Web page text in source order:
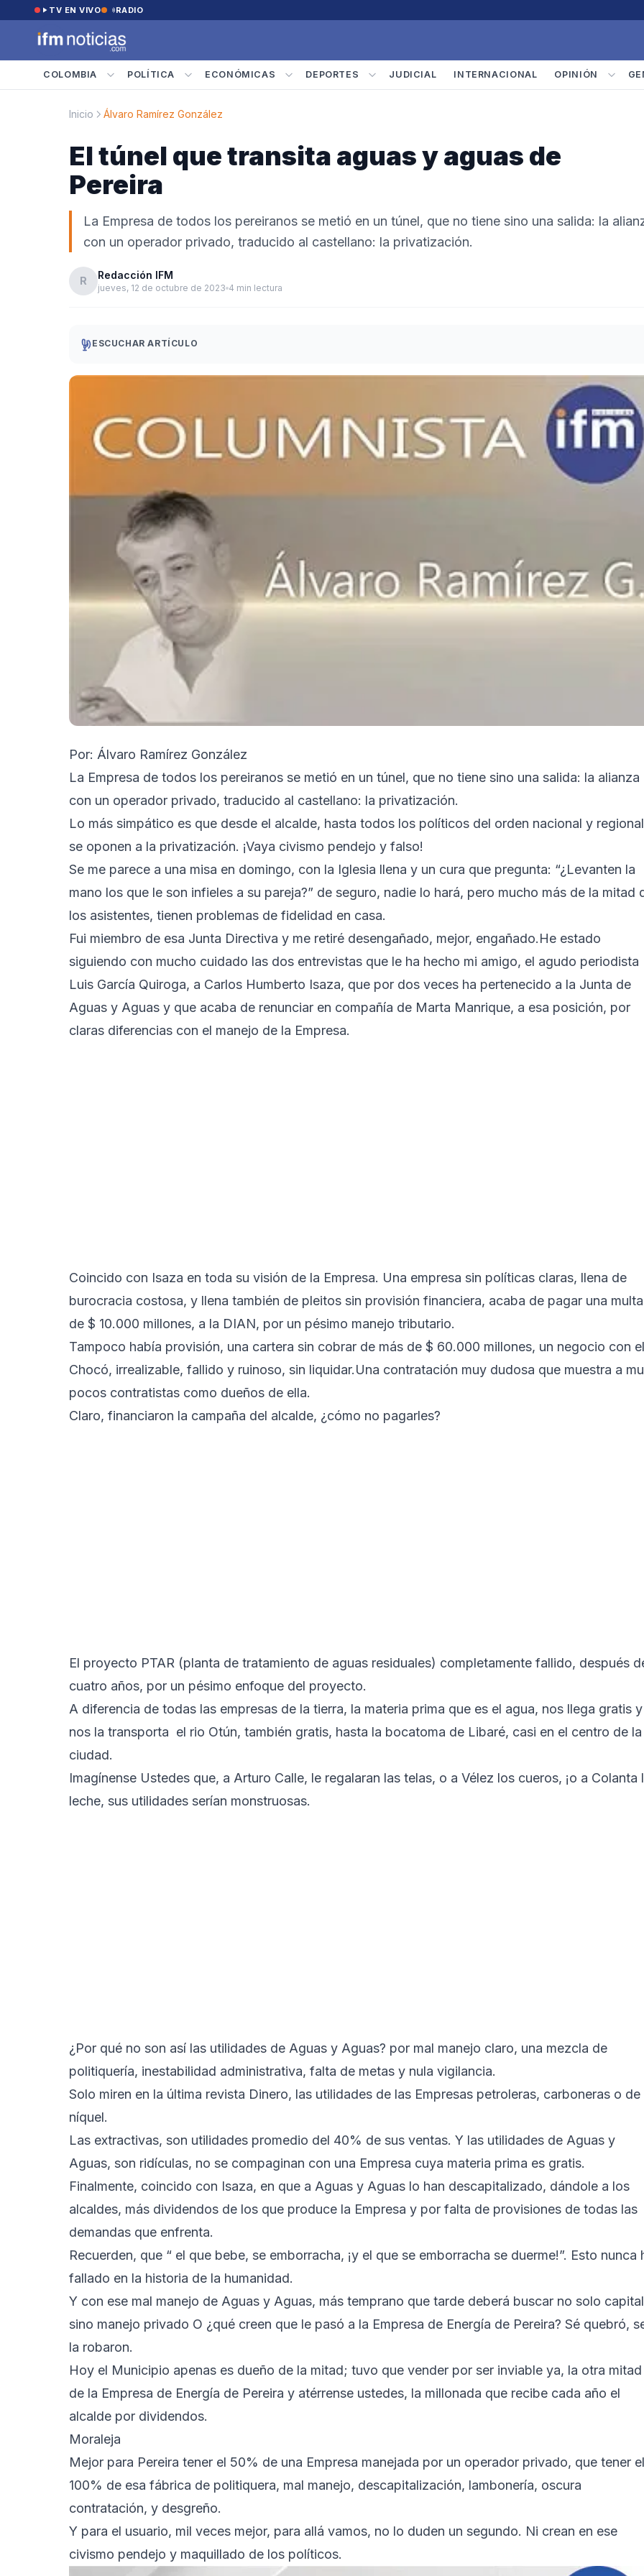
Saltar al contenido
TV EN VIVO RADIO
COLOMBIA POLÍTICA ECONÓMICAS DEPORTES JUDICIAL INTERNACIONAL OPINIÓN
Inicio Álvaro Ramírez González
El túnel que transita aguas y aguas de
Pereira
La Empresa de todos los pereiranos se metió en un túnel, que no tiene sino una salida: la
con un operador privado, traducido al castellano: la privatización.
R Redacción IFM
jueves, 12 de octubre de 2023 4 min lectura
ESCUCHAR ARTÍCULO
Por: Álvaro Ramírez González
La Empresa de todos los pereiranos se metió en un túnel, que no tiene sino una salida: la alianza
con un operador privado, traducido al castellano: la privatización.
Lo más simpático es que desde el alcalde, hasta todos los políticos del orden nacional y
se oponen a la privatización. ¡Vaya civismo pendejo y falso!
Se me parece a una misa en domingo, con la Iglesia llena y un cura que pregunta: “¿Levanten la
mano los que le son infieles a su pareja?” de seguro, nadie lo hará, pero mucho más de la mitad
los asistentes, tienen problemas de fidelidad en casa.
Fui miembro de esa Junta Directiva y me retiré desengañado, mejor, engañado.He estado
siguiendo con mucho cuidado las dos entrevistas que le ha hecho mi amigo, el agudo periodista
Luis García Quiroga, a Carlos Humberto Isaza, que por dos veces ha pertenecido a la Junta de
Aguas y Aguas y que acaba de renunciar en compañía de Marta Manrique, a esa posición, por
claras diferencias con el manejo de la Empresa.
Coincido con Isaza en toda su visión de la Empresa. Una empresa sin políticas claras, llena de
burocracia costosa, y llena también de pleitos sin provisión financiera, acaba de pagar una multa
de $ 10.000 millones, a la DIAN, por un pésimo manejo tributario.
Tampoco había provisión, una cartera sin cobrar de más de $ 60.000 millones, un negocio con el
Chocó, irrealizable, fallido y ruinoso, sin liquidar.Una contratación muy dudosa que muestra a
pocos contratistas como dueños de ella.
Claro, financiaron la campaña del alcalde, ¿cómo no pagarles?
El proyecto PTAR (planta de tratamiento de aguas residuales) completamente fallido, después
cuatro años, por un pésimo enfoque del proyecto.
A diferencia de todas las empresas de la tierra, la materia prima que es el agua, nos llega gratis y
nos la transporta el rio Otún, también gratis, hasta la bocatoma de Libaré, casi en el centro de la
ciudad.
Imagínense Ustedes que, a Arturo Calle, le regalaran las telas, o a Vélez los cueros, ¡o a Colanta
leche, sus utilidades serían monstruosas.
¿Por qué no son así las utilidades de Aguas y Aguas? por mal manejo claro, una mezcla de
politiquería, inestabilidad administrativa, falta de metas y nula vigilancia.
Solo miren en la última revista Dinero, las utilidades de las Empresas petroleras, carboneras o de
níquel.
Las extractivas, son utilidades promedio del 40% de sus ventas. Y las utilidades de Aguas y
Aguas, son ridículas, no se compaginan con una Empresa cuya materia prima es gratis.
Finalmente, coincido con Isaza, en que a Aguas y Aguas lo han descapitalizado, dándole a los
alcaldes, más dividendos de los que produce la Empresa y por falta de provisiones de todas las
demandas que enfrenta.
Recuerden, que “ el que bebe, se emborracha, ¡y el que se emborracha se duerme!”. Esto nunca
fallado en la historia de la humanidad.
Y con ese mal manejo de Aguas y Aguas, más temprano que tarde deberá buscar no solo
sino manejo privado O ¿qué creen que le pasó a la Empresa de Energía de Pereira? Sé quebró,
la robaron.
Hoy el Municipio apenas es dueño de la mitad; tuvo que vender por ser inviable ya, la otra mitad
de la Empresa de Energía de Pereira y atérrense ustedes, la millonada que recibe cada año el
alcalde por dividendos.
Moraleja
Mejor para Pereira tener el 50% de una Empresa manejada por un operador privado, que tener el
100% de esa fábrica de politiquera, mal manejo, descapitalización, lambonería, oscura
contratación, y desgreño.
Y para el usuario, mil veces mejor, para allá vamos, no lo duden un segundo. Ni crean en ese
civismo pendejo y maquillado de los políticos.